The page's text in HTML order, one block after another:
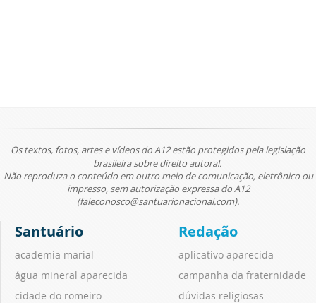
Os textos, fotos, artes e vídeos do A12 estão protegidos pela legislação
brasileira sobre direito autoral.
Não reproduza o conteúdo em outro meio de comunicação, eletrônico ou
impresso, sem autorização expressa do A12
(faleconosco@santuarionacional.com).
Santuário
academia marial
água mineral aparecida
cidade do romeiro
Redação
aplicativo aparecida
campanha da fraternidade
dúvidas religiosas